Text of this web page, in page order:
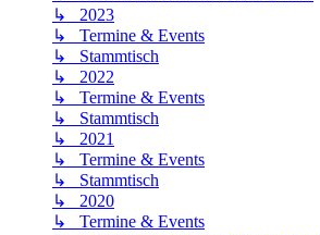
↳ 2023
↳ Termine & Events
↳ Stammtisch
↳ 2022
↳ Termine & Events
↳ Stammtisch
↳ 2021
↳ Termine & Events
↳ Stammtisch
↳ 2020
↳ Termine & Events